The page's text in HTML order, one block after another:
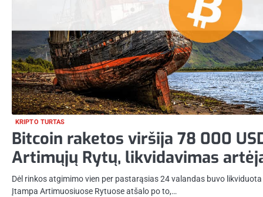
KRIPTO TURTAS
Bitcoin raketos viršija 78 000
Artimųjų Rytų, likvidavimas
Dėl rinkos atgimimo vien per pastarąsias 24 valandas buvo
Įtampa Artimuosiuose Rytuose atšalo po to,…